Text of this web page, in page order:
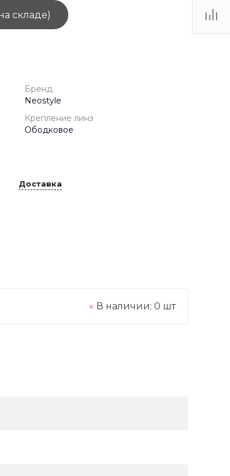
складе)
Бренд
Neostyle
Крепление линз
Ободковое
Доставка
В наличии: 0 шт